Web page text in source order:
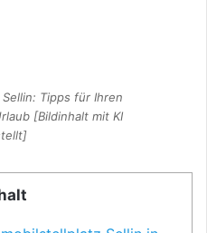
Tipps für Ihren
[Bildinhalt mit KI